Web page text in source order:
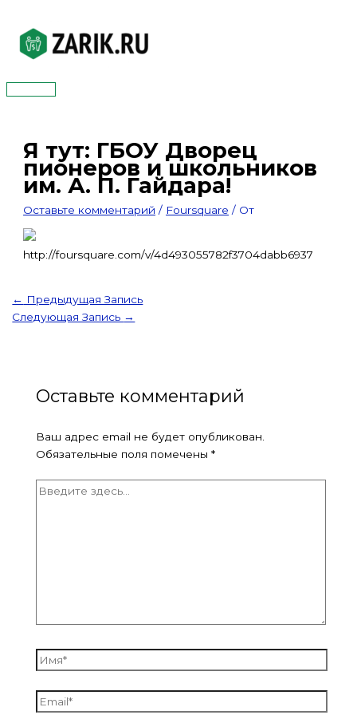
содержимому
Главное
Я тут: ГБОУ Дворец
пионеров и школьников
им. А. П. Гайдара!
Оставьте комментарий / Foursquare / От
http://foursquare.com/v/4d493055782f3704dabb6937
← Предыдущая Запись
Следующая Запись →
Оставьте комментарий
Ваш адрес email не будет опубликован.
Обязательные поля помечены *
Введите
Имя*
Email*